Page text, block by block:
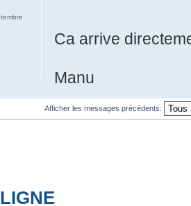
Ca arrive
Manu
Afficher les messages précédents: